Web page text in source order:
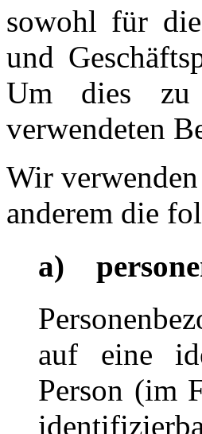
sowohl für
und
Um dies zu
verwendeten
Wir
anderem die
a)
auf eine
Person (im